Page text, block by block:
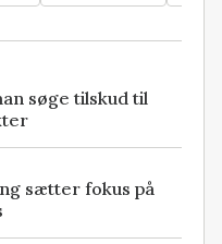
søge tilskud til
sætter fokus på